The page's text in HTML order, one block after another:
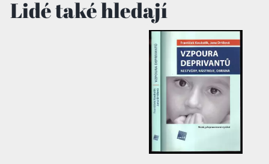
Lidé také hledají